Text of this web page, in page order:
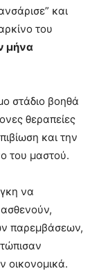
και
του
μήνα
στάδιο βοηθά
θεραπείες
και την
του μαστού.
να
παρεμβάσεων,
οικονομικά.